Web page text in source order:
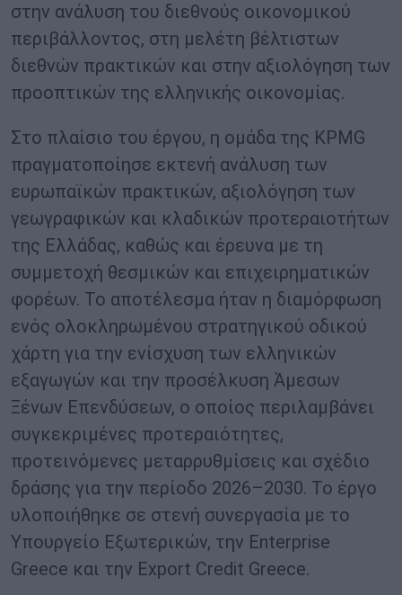
στην ανάλυση του διεθνούς οικονομικού
περιβάλλοντος, στη μελέτη βέλτιστων
διεθνών πρακτικών και στην αξιολόγηση των
προοπτικών της ελληνικής οικονομίας.
Στο πλαίσιο του έργου, η ομάδα της KPMG
πραγματοποίησε εκτενή ανάλυση των
ευρωπαϊκών πρακτικών, αξιολόγηση των
γεωγραφικών και κλαδικών προτεραιοτήτων
της Ελλάδας, καθώς και έρευνα με τη
συμμετοχή θεσμικών και επιχειρηματικών
φορέων. Το αποτέλεσμα ήταν η διαμόρφωση
ενός ολοκληρωμένου στρατηγικού οδικού
χάρτη για την ενίσχυση των ελληνικών
εξαγωγών και την προσέλκυση Άμεσων
Ξένων Επενδύσεων, ο οποίος περιλαμβάνει
συγκεκριμένες προτεραιότητες,
προτεινόμενες μεταρρυθμίσεις και σχέδιο
δράσης για την περίοδο 2026–2030. Το έργο
υλοποιήθηκε σε στενή συνεργασία με το
Υπουργείο Εξωτερικών, την Enterprise
Greece και την Export Credit Greece.